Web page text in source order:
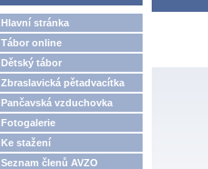
Hlavní stránka
Tábor online
Dětský tábor
Zbraslavická pětadvacítka
Pančavská vzduchovka
Fotogalerie
Ke stažení
Seznam členů AVZO